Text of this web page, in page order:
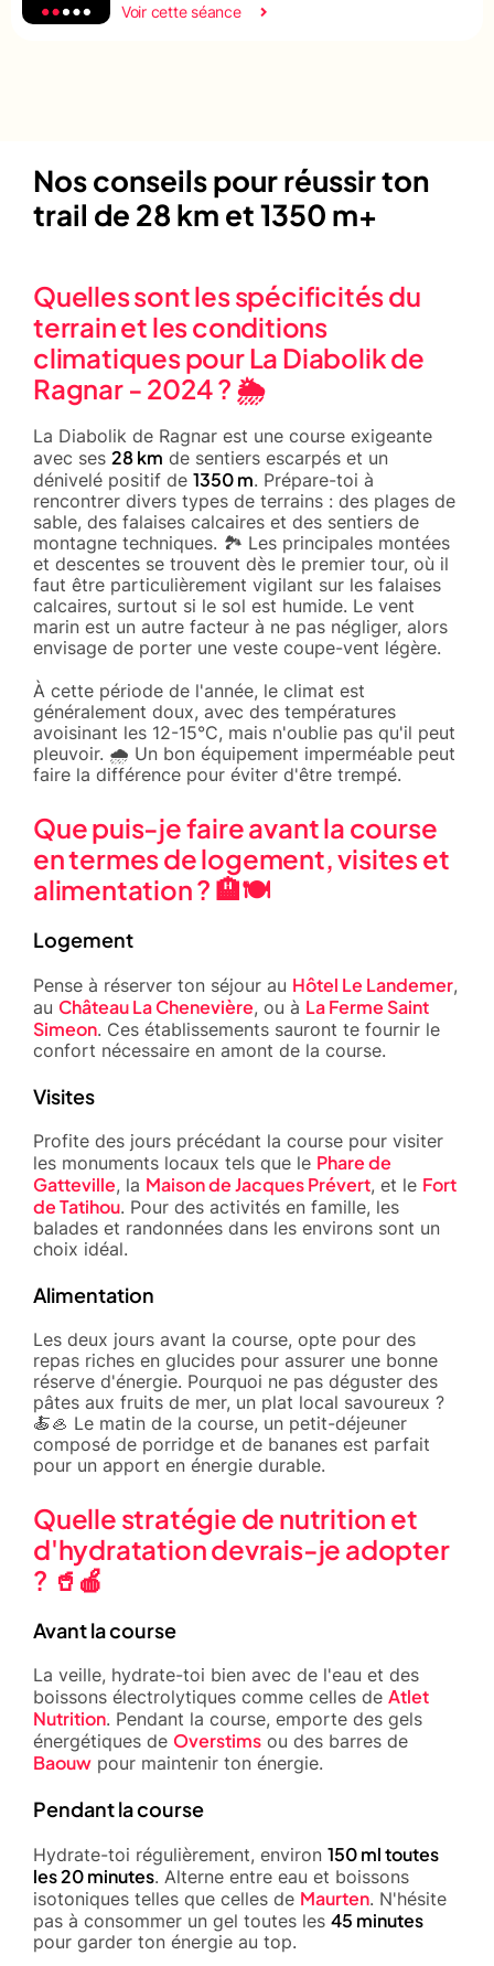
Voir cette séance
Nos conseils pour réussir ton
trail de 28 km et 1350 m+
Quelles sont les spécificités du
terrain et les conditions
climatiques pour La Diabolik de
Ragnar - 2024 ? 🌦️
La Diabolik de Ragnar est une course exigeante
avec ses 28 km de sentiers escarpés et un
dénivelé positif de 1350 m. Prépare-toi à
rencontrer divers types de terrains : des plages de
sable, des falaises calcaires et des sentiers de
montagne techniques. 🏞️ Les principales montées
et descentes se trouvent dès le premier tour, où il
faut être particulièrement vigilant sur les falaises
calcaires, surtout si le sol est humide. Le vent
marin est un autre facteur à ne pas négliger, alors
envisage de porter une veste coupe-vent légère.
À cette période de l'année, le climat est
généralement doux, avec des températures
avoisinant les 12-15°C, mais n'oublie pas qu'il peut
pleuvoir. 🌧️ Un bon équipement imperméable peut
faire la différence pour éviter d'être trempé.
Que puis-je faire avant la course
en termes de logement, visites et
alimentation ? 🏨🍽️
Logement
Pense à réserver ton séjour au Hôtel Le Landemer,
au Château La Chenevière, ou à La Ferme Saint
Simeon. Ces établissements sauront te fournir le
confort nécessaire en amont de la course.
Visites
Profite des jours précédant la course pour visiter
les monuments locaux tels que le Phare de
Gatteville, la Maison de Jacques Prévert, et le Fort
de Tatihou. Pour des activités en famille, les
balades et randonnées dans les environs sont un
choix idéal.
Alimentation
Les deux jours avant la course, opte pour des
repas riches en glucides pour assurer une bonne
réserve d'énergie. Pourquoi ne pas déguster des
pâtes aux fruits de mer, un plat local savoureux ?
🍝🦪 Le matin de la course, un petit-déjeuner
composé de porridge et de bananes est parfait
pour un apport en énergie durable.
Quelle stratégie de nutrition et
d'hydratation devrais-je adopter
? 🥤🍎
Avant la course
La veille, hydrate-toi bien avec de l'eau et des
boissons électrolytiques comme celles de Atlet
Nutrition. Pendant la course, emporte des gels
énergétiques de Overstims ou des barres de
Baouw pour maintenir ton énergie.
Pendant la course
Hydrate-toi régulièrement, environ 150 ml toutes
les 20 minutes. Alterne entre eau et boissons
isotoniques telles que celles de Maurten. N'hésite
pas à consommer un gel toutes les 45 minutes
pour garder ton énergie au top.